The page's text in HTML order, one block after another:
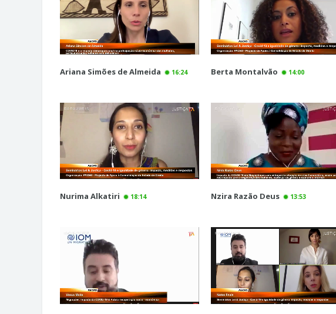
Ariana Simões de Almeida 16:24 Berta Montalvão 14:00
Nurima Alkatiri 18:14 Nzira Razão Deus 13:53